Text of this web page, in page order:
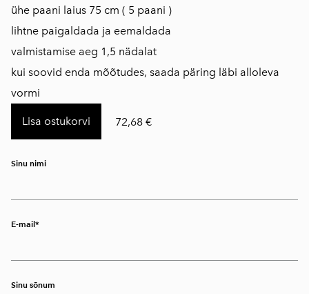
ühe paani laius 75 cm ( 5 paani )
lihtne paigaldada ja eemaldada
valmistamise aeg 1,5 nädalat
kui soovid enda mõõtudes, saada päring läbi alloleva
vormi
Lisa ostukorvi 72,68 €
Sinu nimi
E-mail
Sinu sõnum